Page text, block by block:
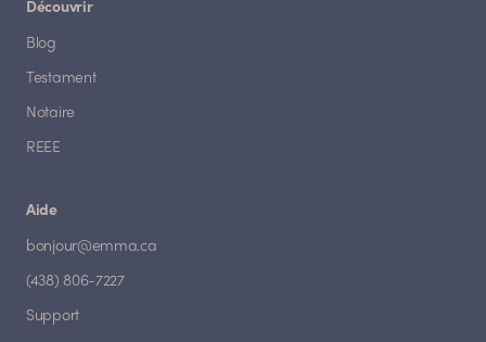
Découvrir
Blog
Testament
Notaire
REEE
Aide
bonjour@emma.ca
(438) 806-7227
Support